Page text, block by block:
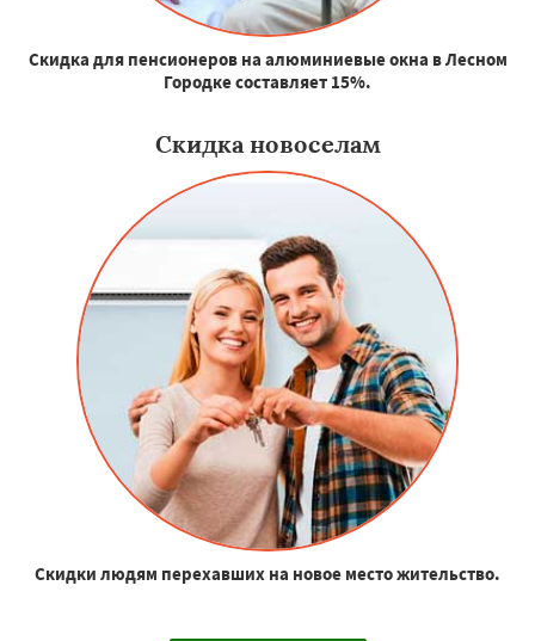
Скидка для пенсионеров на алюминиевые окна в Лесном
Городке составляет 15%.
Скидка новоселам
Скидки людям перехавших на новое место жительство.